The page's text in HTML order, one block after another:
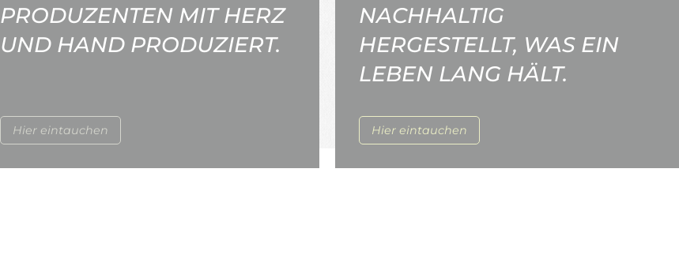
Hier eintauchen
PRODUZENTEN MIT HERZ
UND HAND PRODUZIERT.
Hier eintauchen
NACHHALTIG
HERGESTELLT, WAS EIN
LEBEN LANG HÄLT.